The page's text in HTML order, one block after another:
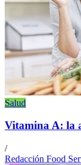
Salud
Vitamina A: la
/
Redacción Food